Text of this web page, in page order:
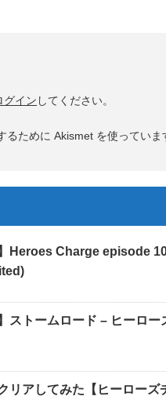
グイン してください。
ために Akismet を使っていま
】Heroes Charge episode
ストームロード – ヒーロー
リアしてみた【ヒーローズ